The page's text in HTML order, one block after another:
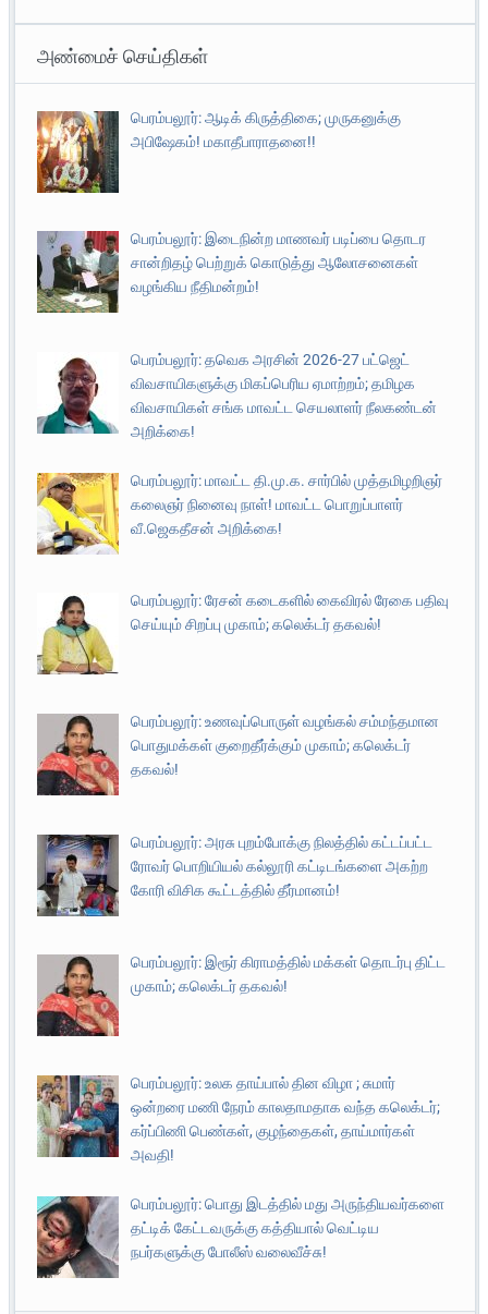
அண்மைச் செய்திகள்
பெரம்பலூர்: ஆடிக் கிருத்திகை; முருகனுக்கு
அபிஷேகம்! மகாதீபாராதனை!!
பெரம்பலூர்: இடைநின்ற மாணவர் படிப்பை தொடர
சான்றிதழ் பெற்றுக் கொடுத்து ஆலோசனைகள்
வழங்கிய நீதிமன்றம்!
பெரம்பலூர்: தவெக அரசின் 2026-27 பட்ஜெட்
விவசாயிகளுக்கு மிகப்பெரிய ஏமாற்றம்; தமிழக
விவசாயிகள் சங்க மாவட்ட செயலாளர் நீலகண்டன்
அறிக்கை!
பெரம்பலூர்: மாவட்ட தி.மு.க. சார்பில் முத்தமிழறிஞர்
கலைஞர் நினைவு நாள்! மாவட்ட பொறுப்பாளர்
வீ.ஜெகதீசன் அறிக்கை!
பெரம்பலூர்: ரேசன் கடைகளில் கைவிரல் ரேகை பதிவு
செய்யும் சிறப்பு முகாம்; கலெக்டர் தகவல்!
பெரம்பலூர்: உணவுப்பொருள் வழங்கல் சம்மந்தமான
பொதுமக்கள் குறைதீர்க்கும் முகாம்; கலெக்டர்
தகவல்!
பெரம்பலூர்: அரசு புறம்போக்கு நிலத்தில் கட்டப்பட்ட
ரோவர் பொறியியல் கல்லூரி கட்டிடங்களை அகற்ற
கோரி விசிக கூட்டத்தில் தீர்மானம்!
பெரம்பலூர்: இரூர் கிராமத்தில் மக்கள் தொடர்பு திட்ட
முகாம்; கலெக்டர் தகவல்!
பெரம்பலூர்: உலக தாய்பால் தின விழா ; சுமார்
ஒன்றரை மணி நேரம் காலதாமதாக வந்த கலெக்டர்;
கர்ப்பிணி பெண்கள், குழந்தைகள், தாய்மார்கள்
அவதி!
பெரம்பலூர்: பொது இடத்தில் மது அருந்தியவர்களை
தட்டிக் கேட்டவருக்கு கத்தியால் வெட்டிய
நபர்களுக்கு போலீஸ் வலைவீச்சு!